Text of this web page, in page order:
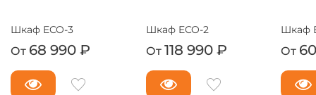
Шкаф ECO-3
От 68 990 ₽
Шкаф ECO-2
От 118 990 ₽
Шкаф
От